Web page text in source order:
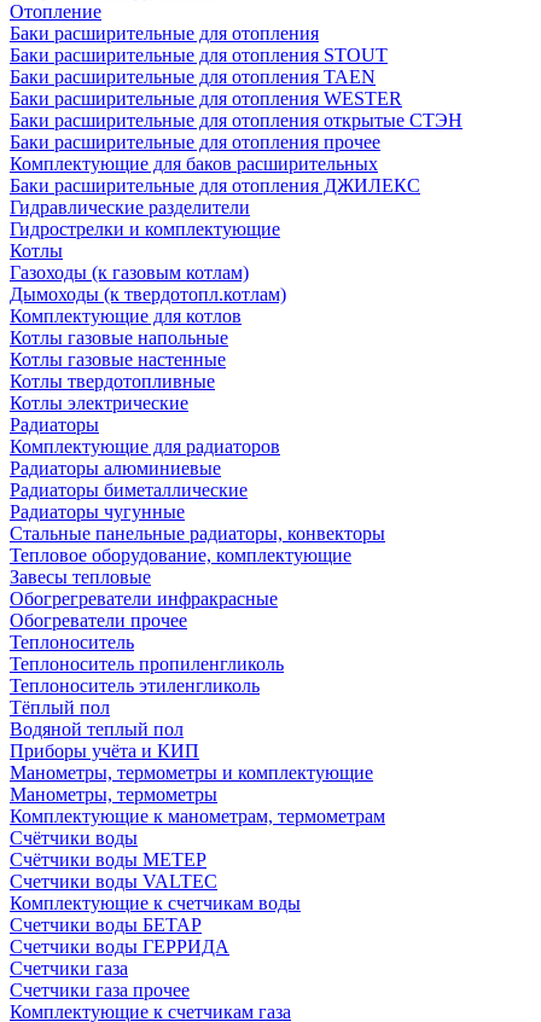
Отопление
Баки расширительные для отопления
Баки расширительные для отопления STOUT
Баки расширительные для отопления TAEN
Баки расширительные для отопления WESTER
Баки расширительные для отопления открытые СТЭН
Баки расширительные для отопления прочее
Комплектующие для баков расширительных
Баки расширительные для отопления ДЖИЛЕКС
Гидравлические разделители
Гидрострелки и комплектующие
Котлы
Газоходы (к газовым котлам)
Дымоходы (к твердотопл.котлам)
Комплектующие для котлов
Котлы газовые напольные
Котлы газовые настенные
Котлы твердотопливные
Котлы электрические
Радиаторы
Комплектующие для радиаторов
Радиаторы алюминиевые
Радиаторы биметаллические
Радиаторы чугунные
Стальные панельные радиаторы, конвекторы
Тепловое оборудование, комплектующие
Завесы тепловые
Обогрегреватели инфракрасные
Обогреватели прочее
Теплоноситель
Теплоноситель пропиленгликоль
Теплоноситель этиленгликоль
Тёплый пол
Водяной теплый пол
Приборы учёта и КИП
Манометры, термометры и комплектующие
Манометры, термометры
Комплектующие к манометрам, термометрам
Счётчики воды
Счётчики воды МЕТЕР
Счетчики воды VALTEC
Комплектующие к счетчикам воды
Счетчики воды БЕТАР
Счетчики воды ГЕРРИДА
Счетчики газа
Счетчики газа прочее
Комплектующие к счетчикам газа